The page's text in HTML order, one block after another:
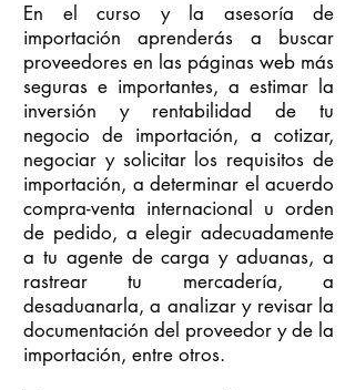
En el curso y la asesoría de
importación aprenderás a buscar
proveedores en las páginas web más
seguras e importantes, a estimar la
inversión y rentabilidad de tu
negocio de importación, a cotizar,
negociar y solicitar los requisitos de
importación, a determinar el acuerdo
compra-venta internacional u orden
de pedido, a elegir adecuadamente
a tu agente de carga y aduanas, a
rastrear tu mercadería, a
desaduanarla, a analizar y revisar la
documentación del proveedor y de la
importación, entre otros.